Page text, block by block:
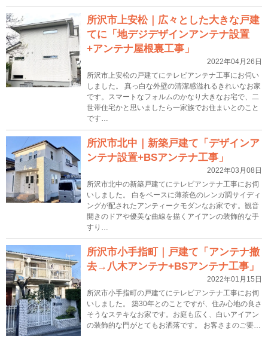
所沢市上安松｜広々とした大きな戸建
てに「地デジデザインアンテナ設置
+アンテナ屋根裏工事」
2022年04月26日
所沢市上安松の戸建てにテレビアンテナ工事にお伺い
しました。 真っ白な外壁の清潔感溢れるきれいなお家
です。スマートなフォルムのかなり大きなお宅で、二
世帯住宅かと思いましたら一家族でお住まいとのこと
です…
所沢市北中｜新築戸建て「デザインア
ンテナ設置+BSアンテナ工事」
2022年03月08日
所沢市北中の新築戸建てにテレビアンテナ工事にお伺
いしました。 白をベースに薄茶色のレンガ調サイディ
ングが配されたアンティークモダンなお家です。観音
開きのドアや優美な曲線を描くアイアンの装飾的な手
すり…
所沢市小手指町｜戸建て「アンテナ撤
去→八木アンテナ+BSアンテナ工事」
2022年01月15日
所沢市小手指町の戸建てにテレビアンテナ工事にお伺
いしました。 築30年とのことですが、住み心地の良さ
そうなステキなお家です。お庭も広く、白いアイアン
の装飾的な門がとてもお洒落です。 お客さまのご要…